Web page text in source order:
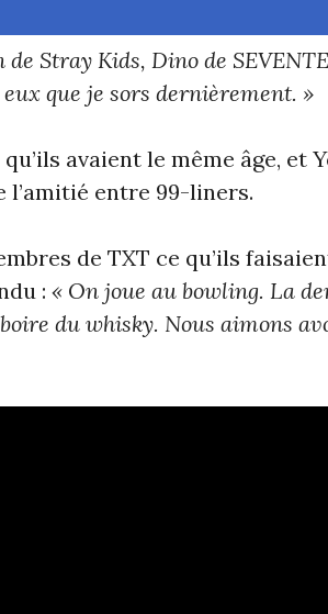
de Stray Kids, Dino de
eux que je sors dernièrement. »
avaient le même âge, et
l’amitié entre 99-liners.
de TXT ce qu’ils
: « On joue au bowling. La
boire du whisky. Nous aimons